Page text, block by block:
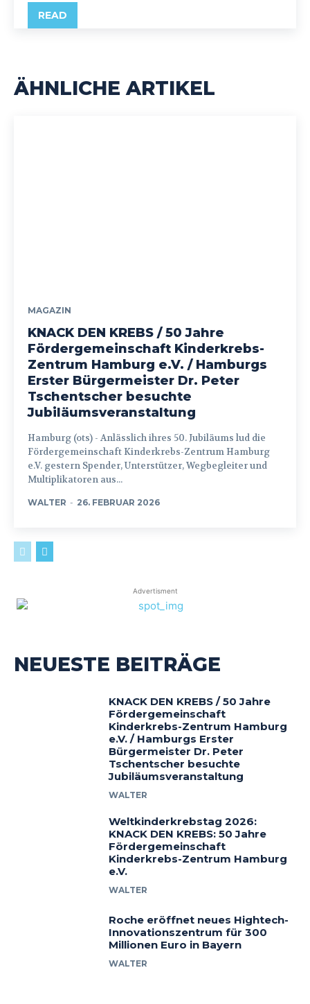
READ
ÄHNLICHE ARTIKEL
MAGAZIN
KNACK DEN KREBS / 50 Jahre
Fördergemeinschaft Kinderkrebs-
Zentrum Hamburg e.V. / Hamburgs
Erster Bürgermeister Dr. Peter
Tschentscher besuchte
Jubiläumsveranstaltung
Hamburg (ots) - Anlässlich ihres 50. Jubiläums lud die
Fördergemeinschaft Kinderkrebs-Zentrum Hamburg
e.V. gestern Spender, Unterstützer, Wegbegleiter und
Multiplikatoren aus...
WALTER - 26. FEBRUAR 2026
Advertisment
NEUESTE BEITRÄGE
KNACK DEN KREBS / 50 Jahre
Fördergemeinschaft
Kinderkrebs-Zentrum Hamburg
e.V. / Hamburgs Erster
Bürgermeister Dr. Peter
Tschentscher besuchte
Jubiläumsveranstaltung
WALTER
Weltkinderkrebstag 2026:
KNACK DEN KREBS: 50 Jahre
Fördergemeinschaft
Kinderkrebs-Zentrum Hamburg
e.V.
WALTER
Roche eröffnet neues Hightech-
Innovationszentrum für 300
Millionen Euro in Bayern
WALTER